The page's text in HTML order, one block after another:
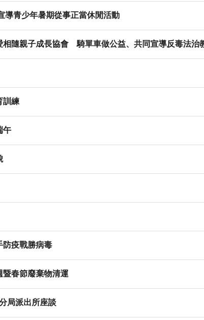
導青少年暑期從事正當休閒活動
相隨親子成長協會 騎單車做公益、共同宣導反毒法治
訓練
午
防疫戰勝病毒
春節廢棄物清運
局派出所座談